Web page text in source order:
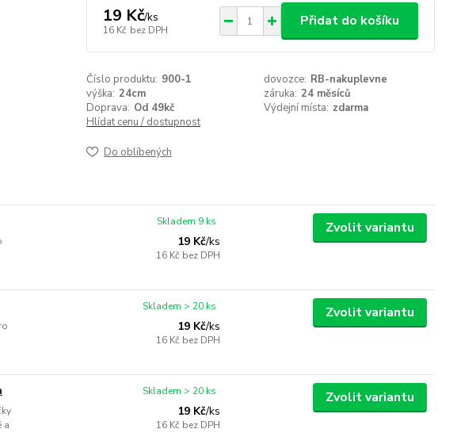
19 Kč/ks
16 Kč bez DPH
Přidat do košíku
Číslo produktu: 900-1 dovozce: RB-nakuplevne
výška: 24cm záruka: 24 měsíců
Doprava: Od 49kč Výdejní místa: zdarma
Hlídat cenu / dostupnost
Do oblíbených
19 Kč/ks
16 Kč bez DPH
Skladem 9 ks Zvolit variantu
19 Kč/ks
16 Kč bez DPH
Skladem > 20 ks Zvolit variantu
a
19 Kč/ks
16 Kč bez DPH
Skladem > 20 ks Zvolit variantu